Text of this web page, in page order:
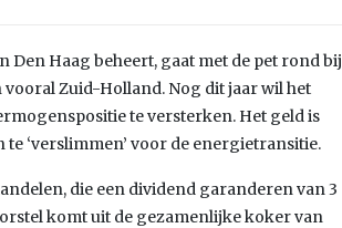
Haag beheert, gaat met de pet rond bij
Zuid-Holland. Nog dit jaar wil het
te versterken. Het geld is
‘verslimmen’ voor de energietransitie.
die een dividend garanderen van 3
komt uit de gezamenlijke koker van